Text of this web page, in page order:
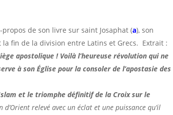
de son livre sur saint Josaphat (a), son
la fin de la division entre Latins et Grecs. Extrait :
apostolique ! Voilà l’heureuse révolution qui ne
à son Église pour la consoler de l’apostasie des
et le triomphe définitif de la Croix sur le
d’Orient relevé avec un éclat et une puissance qu’il